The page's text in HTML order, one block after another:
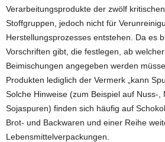
Verarbeitungsprodukte der zwölf
Stoffgruppen, jedoch nicht für
Herstellungsprozesses entstehen. Da es
Vorschriften gibt, die festlegen, ab
Beimischungen angegeben werden
Produkten lediglich der Vermerk „kann
Solche Hinweise (zum Beispiel auf Nuss-,
Sojaspuren) finden sich häufig auf
Brot- und Backwaren und einer Reihe
Lebensmittelverpackungen.